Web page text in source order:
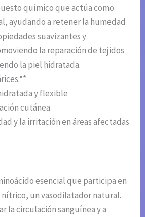
químico que actúa como
ayudando a retener la humedad
suavizantes y
la reparación de tejidos
la piel hidratada.
y flexible
cutánea
y la irritación en áreas afectadas
esencial que participa en
nítrico, un vasodilatador natural.
la circulación sanguínea y a